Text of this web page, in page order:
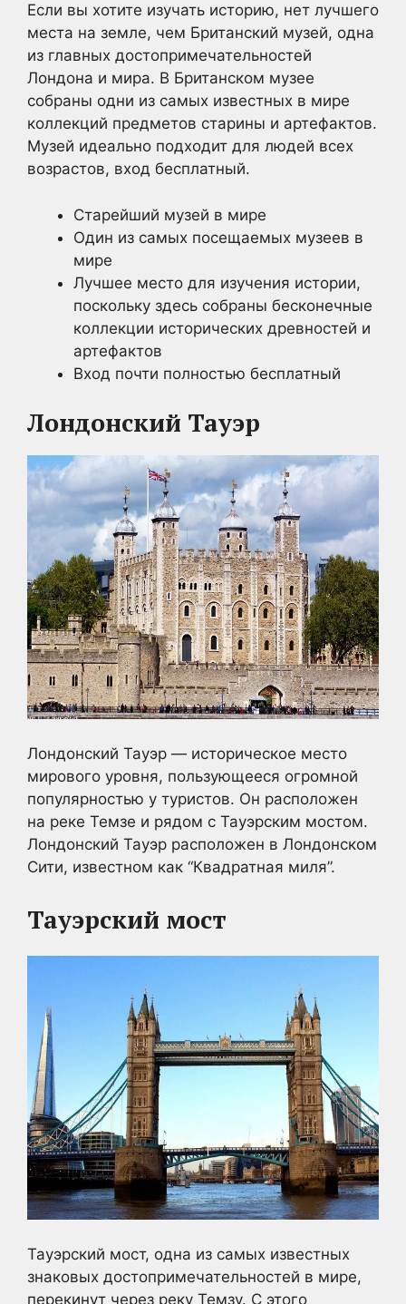
Если вы хотите изучать историю, нет лучшего
места на земле, чем Британский музей, одна
из главных достопримечательностей
Лондона и мира. В Британском музее
собраны одни из самых известных в мире
коллекций предметов старины и артефактов.
Музей идеально подходит для людей всех
возрастов, вход бесплатный.
Старейший музей в мире
Один из самых посещаемых музеев в
мире
Лучшее место для изучения истории,
поскольку здесь собраны бесконечные
коллекции исторических древностей и
артефактов
Вход почти полностью бесплатный
Лондонский Тауэр
Лондонский Тауэр — историческое место
мирового уровня, пользующееся огромной
популярностью у туристов. Он расположен
на реке Темзе и рядом с Тауэрским мостом.
Лондонский Тауэр расположен в Лондонском
Сити, известном как “Квадратная миля”.
Тауэрский мост
Тауэрский мост, одна из самых известных
знаковых достопримечательностей в мире,
перекинут через реку Темзу. С этого